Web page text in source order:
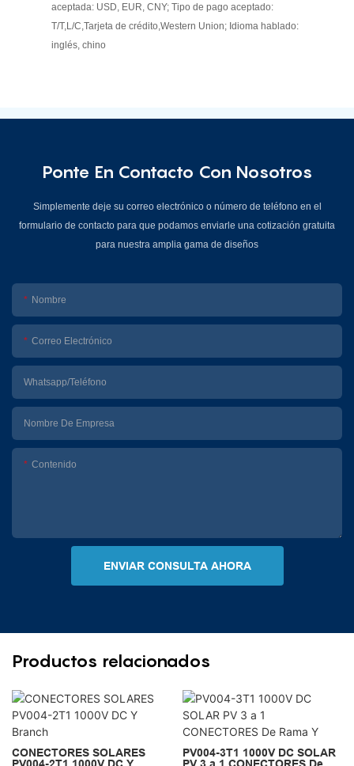
aceptada: USD, EUR, CNY; Tipo de pago aceptado:
T/T,L/C,Tarjeta de crédito,Western Union; Idioma hablado:
inglés, chino
Ponte En Contacto Con Nosotros
Simplemente deje su correo electrónico o número de teléfono en el
formulario de contacto para que podamos enviarle una cotización gratuita
para nuestra amplia gama de diseños
Nombre
Correo Electrónico
Whatsapp/Teléfono
Nombre De Empresa
Contenido
ENVIAR CONSULTA AHORA
Productos relacionados
CONECTORES SOLARES
PV004-2T1 1000V DC Y
PV004-3T1 1000V DC SOLAR
PV 3 a 1 CONECTORES De